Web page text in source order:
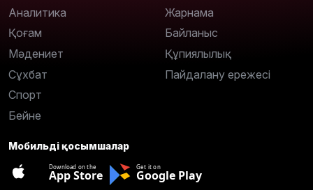
Аналитика
Қоғам
Мәдениет
Сұхбат
Спорт
Бейне
Жарнама
Байланыс
Құпиялылық
Пайдалану ережесі
Мобильді қосымшалар
Download on the
App Store
Get it on
Google Play